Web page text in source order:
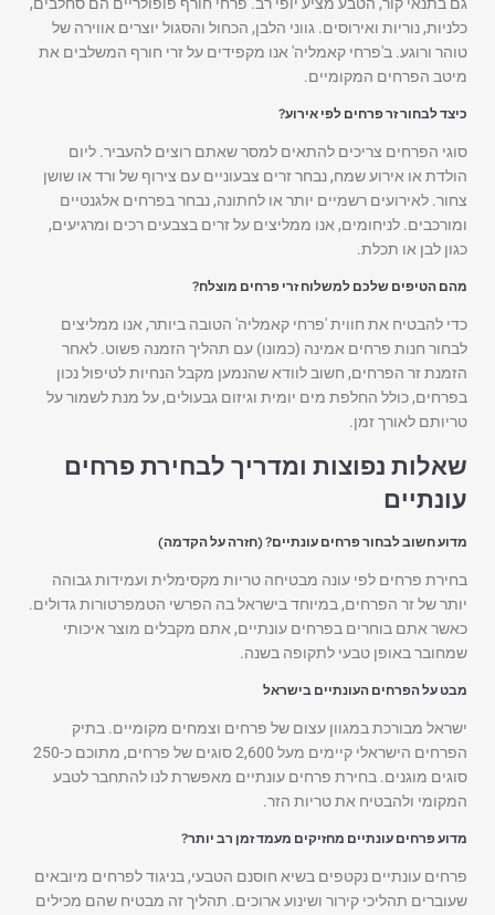
גם בתנאי קור, הטבע מציע יופי רב. פרחי חורף פופולריים הם סחלבים,
כלניות, נוריות ואירוסים. גווני הלבן, הכחול והסגול יוצרים אווירה של
טוהר ורוגע. ב'פרחי קאמליה' אנו מקפידים על זרי חורף המשלבים את
מיטב הפרחים המקומיים.
כיצד לבחור זר פרחים לפי אירוע?
סוגי הפרחים צריכים להתאים למסר שאתם רוצים להעביר. ליום
הולדת או אירוע שמח, נבחר זרים צבעוניים עם צירוף של ורד או שושן
צחור. לאירועים רשמיים יותר או לחתונה, נבחר בפרחים אלגנטיים
ומורכבים. לניחומים, אנו ממליצים על זרים בצבעים רכים ומרגיעים,
כגון לבן או תכלת.
מהם הטיפים שלכם למשלוח זרי פרחים מוצלח?
כדי להבטיח את חווית 'פרחי קאמליה' הטובה ביותר, אנו ממליצים
לבחור חנות פרחים אמינה (כמונו) עם תהליך הזמנה פשוט. לאחר
הזמנת זר הפרחים, חשוב לוודא שהנמען מקבל הנחיות לטיפול נכון
בפרחים, כולל החלפת מים יומית וגיזום גבעולים, על מנת לשמור על
טריותם לאורך זמן.
שאלות נפוצות ומדריך לבחירת פרחים
עונתיים
מדוע חשוב לבחור פרחים עונתיים? (חזרה על הקדמה)
בחירת פרחים לפי עונה מבטיחה טריות מקסימלית ועמידות גבוהה
יותר של זר הפרחים, במיוחד בישראל בה הפרשי הטמפרטורות גדולים.
כאשר אתם בוחרים בפרחים עונתיים, אתם מקבלים מוצר איכותי
שמחובר באופן טבעי לתקופה בשנה.
מבט על הפרחים העונתיים בישראל
ישראל מבורכת במגוון עצום של פרחים וצמחים מקומיים. בתיק
הפרחים הישראלי קיימים מעל 2,600 סוגים של פרחים, מתוכם כ-250
סוגים מוגנים. בחירת פרחים עונתיים מאפשרת לנו להתחבר לטבע
המקומי ולהבטיח את טריות הזר.
מדוע פרחים עונתיים מחזיקים מעמד זמן רב יותר?
פרחים עונתיים נקטפים בשיא חוסנם הטבעי, בניגוד לפרחים מיובאים
שעוברים תהליכי קירור ושינוע ארוכים. תהליך זה מבטיח שהם מכילים